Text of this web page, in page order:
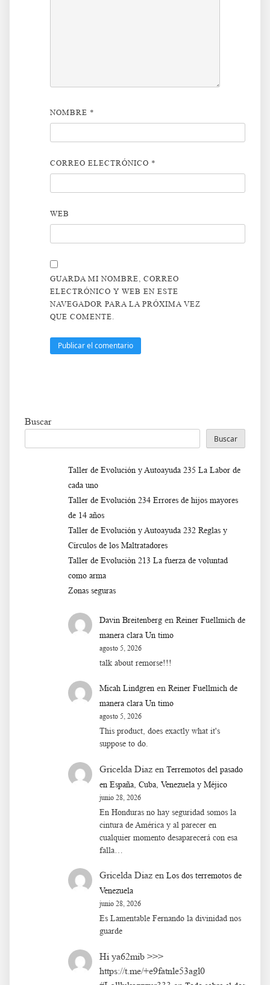
NOMBRE *
CORREO ELECTRÓNICO *
WEB
GUARDA MI NOMBRE, CORREO
ELECTRÓNICO Y WEB EN ESTE
NAVEGADOR PARA LA PRÓXIMA VEZ
QUE COMENTE.
Buscar
Buscar
Taller de Evolución y Autoayuda 235 La Labor de
cada uno
Taller de Evolución 234 Errores de hijos mayores
de 14 años
Taller de Evolución y Autoayuda 232 Reglas y
Círculos de los Maltratadores
Taller de Evoluciòn 213 La fuerza de voluntad
como arma
Zonas seguras
Davin Breitenberg en Reiner Fuellmich de
manera clara Un timo
agosto 5, 2026
talk about remorse!!!
Micah Lindgren en Reiner Fuellmich de
manera clara Un timo
agosto 5, 2026
This product, does exactly what it's
suppose to do.
Gricelda Diaz en Terremotos del pasado
en España, Cuba, Venezuela y Méjico
junio 28, 2026
En Honduras no hay seguridad somos la
cintura de América y al parecer en
cualquier momento desaparecerá con esa
falla…
Gricelda Diaz en Los dos terremotos de
Venezuela
junio 28, 2026
Es Lamentable Fernando la divinidad nos
guarde
Hi ya62mib >>>
https://t.me/+e9fatnle53agl0